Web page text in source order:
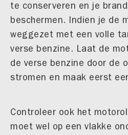
te conserveren en je
beschermen. Indien je de
weggezet met een volle
verse benzine. Laat de
de verse benzine door de
stromen en maak eerst
Controleer ook het
moet wel op een vlakke